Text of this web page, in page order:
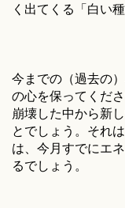
く出てくる「白い
今までの（過去の
の心を保ってくだ
崩壊した中から新
とでしょう。それ
は、今月すでにエ
るでしょう。